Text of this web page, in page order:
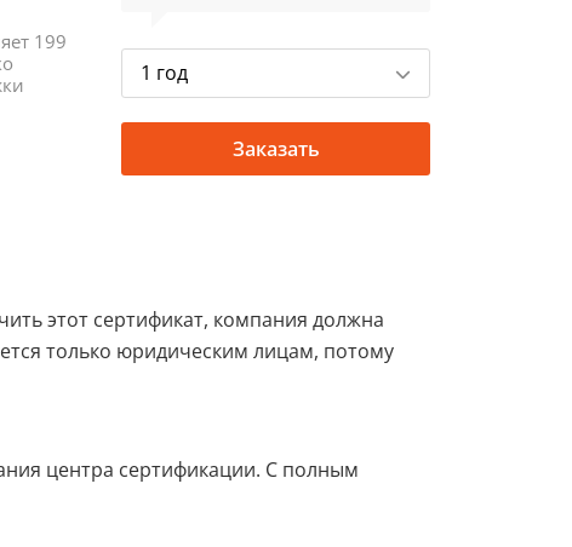
199
1 год
Заказать
этот сертификат, компания должна
только юридическим лицам, потому
центра сертификации. С полным